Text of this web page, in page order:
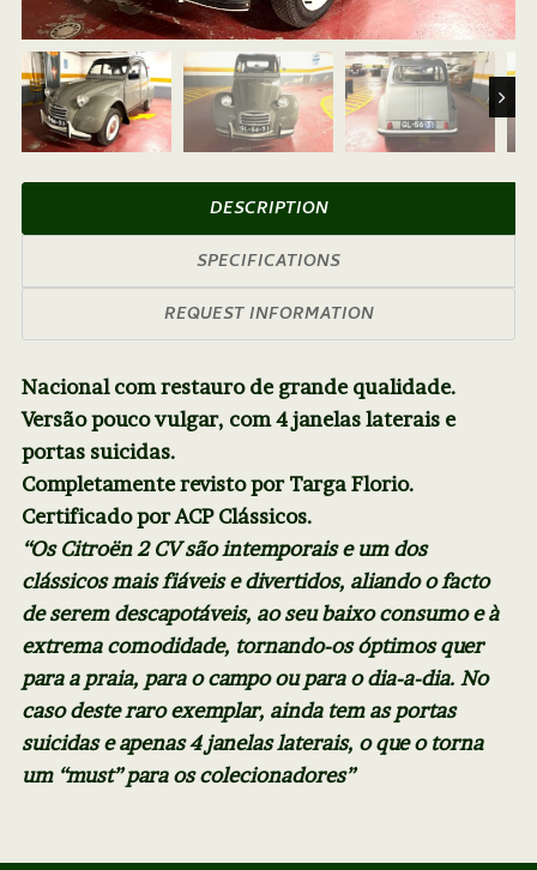
DESCRIPTION
SPECIFICATIONS
REQUEST INFORMATION
Nacional com restauro de grande qualidade.
Versão pouco vulgar, com 4 janelas laterais e
portas suicidas.
Completamente revisto por Targa Florio.
Certificado por ACP Clássicos.
“Os Citroën 2 CV são intemporais e um dos
clássicos mais fiáveis e divertidos, aliando o facto
de serem descapotáveis, ao seu baixo consumo e à
extrema comodidade, tornando-os óptimos quer
para a praia, para o campo ou para o dia-a-dia. No
caso deste raro exemplar, ainda tem as portas
suicidas e apenas 4 janelas laterais, o que o torna
um “must” para os colecionadores”